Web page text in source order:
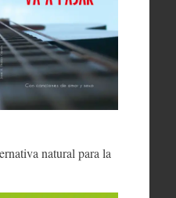
natural para la